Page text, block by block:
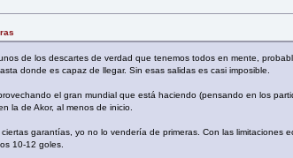
de los descartes de verdad que tenemos todos en mente,
donde es capaz de llegar. Sin esas salidas es casi imposible.
el gran mundial que está haciendo (pensando en los
la de Akor, al menos de inicio.
garantías, yo no lo vendería de primeras. Con las limitaciones
10-12 goles.